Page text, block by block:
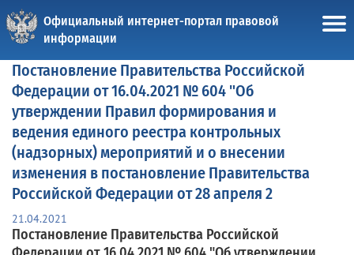
Официальный интернет-портал правовой
информации
Постановление Правительства Российской
Федерации от 16.04.2021 № 604 "Об
утверждении Правил формирования и
ведения единого реестра контрольных
(надзорных) мероприятий и о внесении
изменения в постановление Правительства
Российской Федерации от 28 апреля 2
21.04.2021
Постановление Правительства Российской